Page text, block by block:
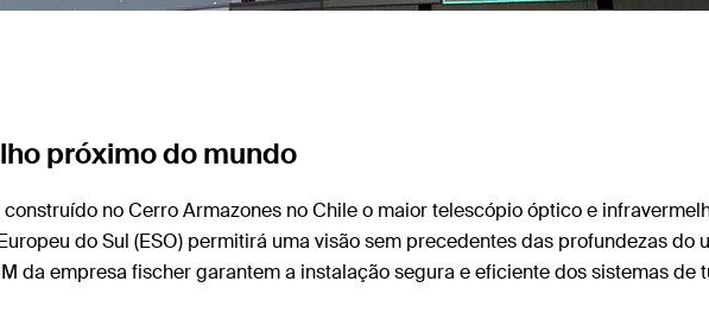
próximo do mundo
no Cerro Armazones no Chile o maior telescópio óptico e
do Sul (ESO) permitirá uma visão sem precedentes das profundezas do
da empresa fischer garantem a instalação segura e eficiente dos sistemas de